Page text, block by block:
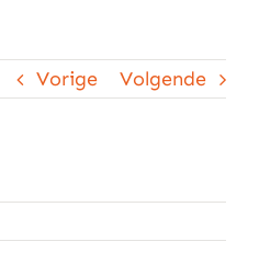
Vorige Volgende